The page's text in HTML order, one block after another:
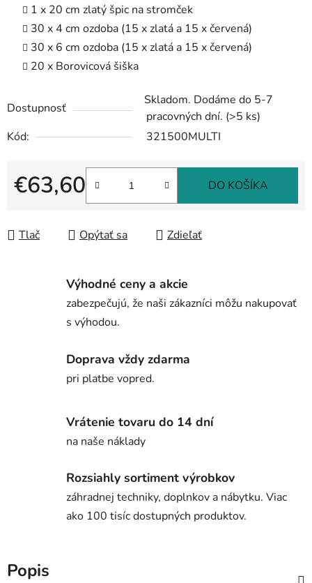
1 x 20 cm zlatý špic na stromček
30 x 4 cm ozdoba (15 x zlatá a 15 x červená)
30 x 6 cm ozdoba (15 x zlatá a 15 x červená)
20 x Borovicová šiška
Dostupnosť
Skladom. Dodáme do 5-7
pracovných dní. (>5 ks)
Kód:
321500MULTI
€63,60
Jednotková cena:
DO KOŠÍKA
Tlač Opýtať sa Zdieľať
Výhodné ceny a akcie
zabezpečujú, že naši zákazníci môžu nakupovať
s výhodou.
Doprava vždy zdarma
pri platbe vopred.
Vrátenie tovaru do 14 dní
na naše náklady
Rozsiahly sortiment výrobkov
záhradnej techniky, doplnkov a nábytku. Viac
ako 100 tisíc dostupných produktov.
Popis